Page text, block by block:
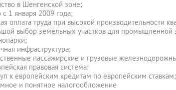
в Шенгенской зоне;
с 1 января 2009 года;
оплата труда при высокой производительности
выбор земельных участков для промышленной
инфраструктура;
пассажирские и грузовые
правовая система;
к европейским кредитам по европейским ставкам;
и понятное налогообложение